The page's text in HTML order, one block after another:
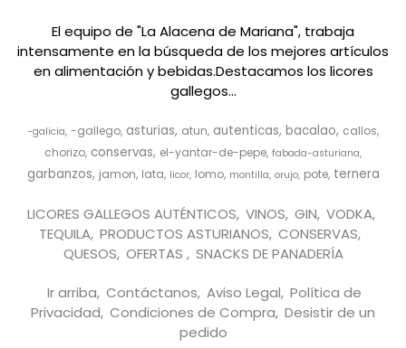
El equipo de "La Alacena de Mariana", trabaja
intensamente en la búsqueda de los mejores artículos
en alimentación y bebidas.Destacamos los licores
gallegos...
-galicia -gallego asturias atun autenticas bacalao callos
chorizo conservas el-yantar-de-pepe fabada-asturiana
garbanzos jamon lata licor lomo montilla orujo pote ternera
LICORES GALLEGOS AUTÉNTICOS VINOS GIN VODKA
TEQUILA PRODUCTOS ASTURIANOS CONSERVAS
QUESOS OFERTAS SNACKS DE PANADERÍA
Ir arriba Contáctanos Aviso Legal Política de
Privacidad Condiciones de Compra Desistir de un
pedido